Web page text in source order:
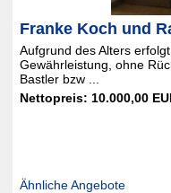
Franke Koch und
Aufgrund des Alters
Gewährleistung, ohne
Bastler bzw ...
Nettopreis: 10.000,00
Ähnliche Angebote